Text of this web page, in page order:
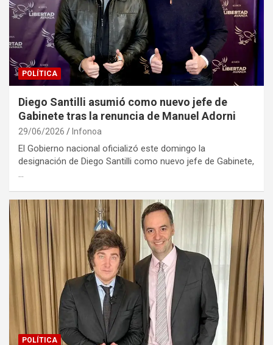
POLÍTICA
Diego Santilli asumió como nuevo jefe de
Gabinete tras la renuncia de Manuel Adorni
29/06/2026 Infonoa
El Gobierno nacional oficializó este domingo la
designación de Diego Santilli como nuevo jefe de Gabinete,
…
POLÍTICA